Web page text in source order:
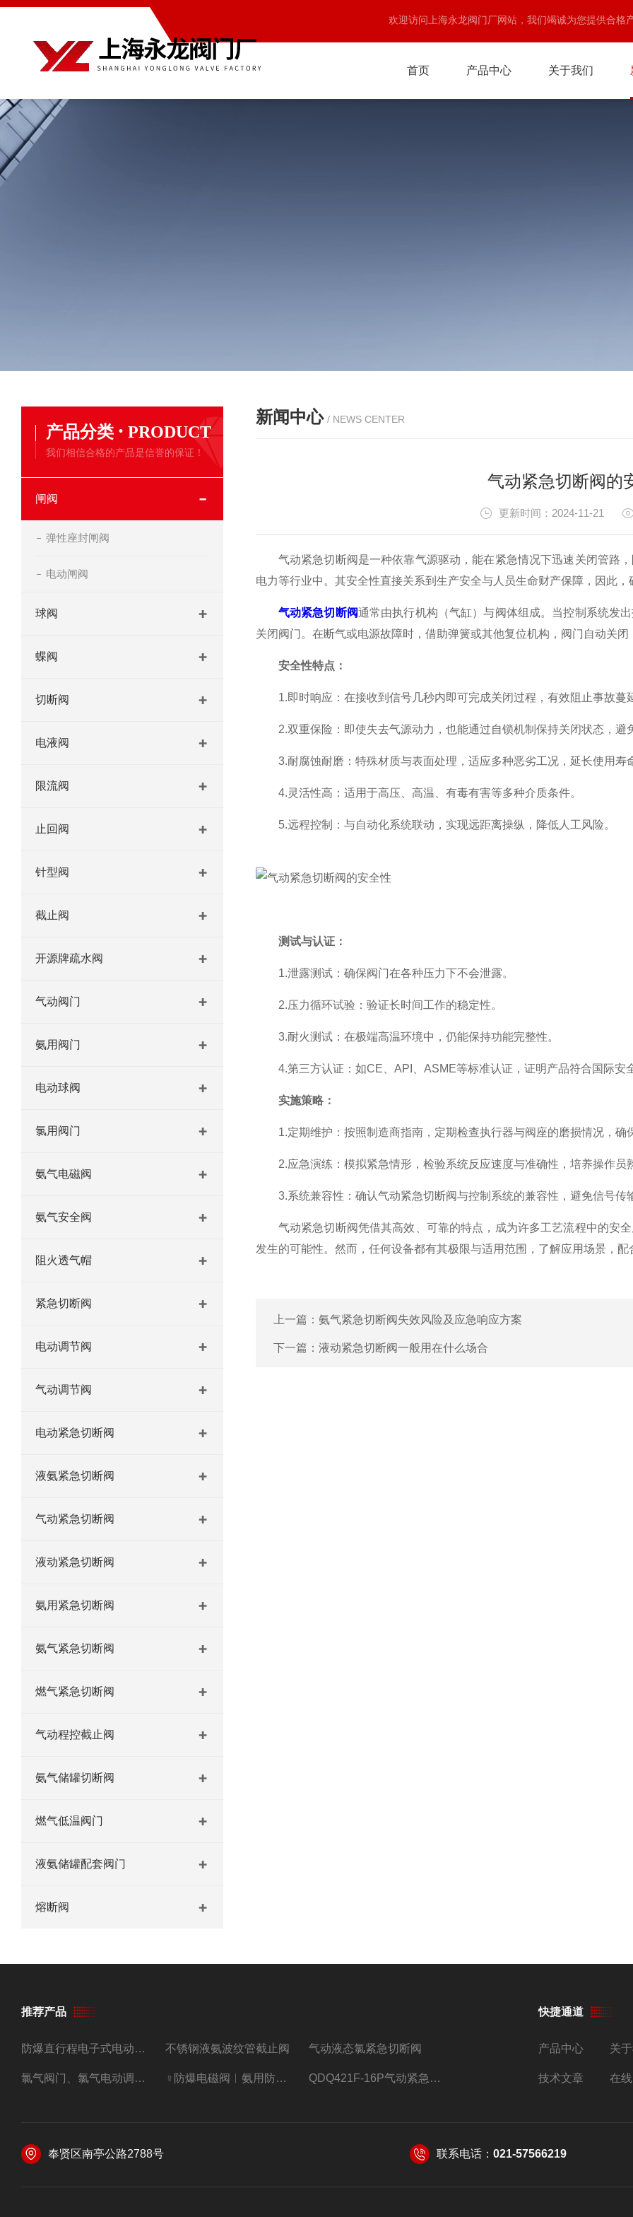
欢迎访问上海永龙阀门厂网站，我们竭诚为您提供合格
首页 产品中心 关于我们
产品分类 · PRODUCT
我们相信合格的产品是信誉的保证！
闸阀
弹性座封闸阀
电动闸阀
球阀
蝶阀
切断阀
电液阀
限流阀
止回阀
针型阀
截止阀
开源牌疏水阀
气动阀门
氨用阀门
电动球阀
氯用阀门
氨气电磁阀
氨气安全阀
阻火透气帽
紧急切断阀
电动调节阀
气动调节阀
电动紧急切断阀
液氨紧急切断阀
气动紧急切断阀
液动紧急切断阀
氨用紧急切断阀
氨气紧急切断阀
燃气紧急切断阀
气动程控截止阀
氨气储罐切断阀
燃气低温阀门
液氨储罐配套阀门
熔断阀
新闻中心 / NEWS CENTER
气动紧急切断阀的
更新时间：2024-11-21
气动紧急切断阀是一种依靠气源驱动，能在紧急情况下迅速关闭管路
电力等行业中。其安全性直接关系到生产安全与人员生命财产保障，因此
气动紧急切断阀通常由执行机构（气缸）与阀体组成。当控制系统发
关闭阀门。在断气或电源故障时，借助弹簧或其他复位机构，阀门自动关
安全性特点：
1.即时响应：在接收到信号几秒内即可完成关闭过程，有效阻止事故蔓
2.双重保险：即使失去气源动力，也能通过自锁机制保持关闭状态，避
3.耐腐蚀耐磨：特殊材质与表面处理，适应多种恶劣工况，延长使用寿
4.灵活性高：适用于高压、高温、有毒有害等多种介质条件。
5.远程控制：与自动化系统联动，实现远距离操纵，降低人工风险。
测试与认证：
1.泄露测试：确保阀门在各种压力下不会泄露。
2.压力循环试验：验证长时间工作的稳定性。
3.耐火测试：在极端高温环境中，仍能保持功能完整性。
4.第三方认证：如CE、API、ASME等标准认证，证明产品符合国际安
实施策略：
1.定期维护：按照制造商指南，定期检查执行器与阀座的磨损情况，确
2.应急演练：模拟紧急情形，检验系统反应速度与准确性，培养操作员
3.系统兼容性：确认气动紧急切断阀与控制系统的兼容性，避免信号传
气动紧急切断阀凭借其高效、可靠的特点，成为许多工艺流程中的安
发生的可能性。然而，任何设备都有其极限与适用范围，了解应用场景，
上一篇： 氨气紧急切断阀失效风险及应急响应方案
下一篇： 液动紧急切断阀一般用在什么场合
推荐产品
防爆直行程电子式电动调节阀 不锈钢液氨波纹管截止阀 气动液态氯紧急切断阀
氯气阀门、氯气电动调节阀 ♀防爆电磁阀︳氨用防爆紧急切断阀 QDQ421F-16P气动紧急切断阀
快捷通道
产品中心 关
技术文章 在
奉贤区南亭公路2788号 联系电话： 021-57566219